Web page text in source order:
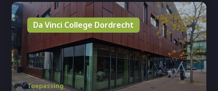
Da Vinci College Dordrecht
Toepassing